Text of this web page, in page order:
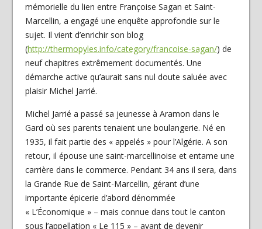
mémorielle du lien entre Françoise Sagan et Saint-
Marcellin, a engagé une enquête approfondie sur le
sujet. Il vient d’enrichir son blog
(http://thermopyles.info/category/francoise-sagan/) de
neuf chapitres extrêmement documentés. Une
démarche active qu’aurait sans nul doute saluée avec
plaisir Michel Jarrié.
Michel Jarrié a passé sa jeunesse à Aramon dans le
Gard où ses parents tenaient une boulangerie. Né en
1935, il fait partie des « appelés » pour l’Algérie. A son
retour, il épouse une saint-marcellinoise et entame une
carrière dans le commerce. Pendant 34 ans il sera, dans
la Grande Rue de Saint-Marcellin, gérant d’une
importante épicerie d’abord dénommée
« L’Économique » – mais connue dans tout le canton
sous l’appellation « Le 115 » – avant de devenir